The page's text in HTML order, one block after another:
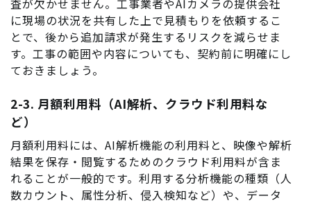
査が欠かせません。工事業者やAIカメラの提供会社
に現場の状況を共有した上で見積もりを依頼するこ
とで、後から追加請求が発生するリスクを減らせま
す。工事の範囲や内容についても、契約前に明確にし
ておきましょう。
2-3. 月額利用料（AI解析、クラウド利用料な
ど）
月額利用料には、AI解析機能の利用料と、映像や解析
結果を保存・閲覧するためのクラウド利用料が含ま
れることが一般的です。利用する分析機能の種類（人
数カウント、属性分析、侵入検知など）や、データ